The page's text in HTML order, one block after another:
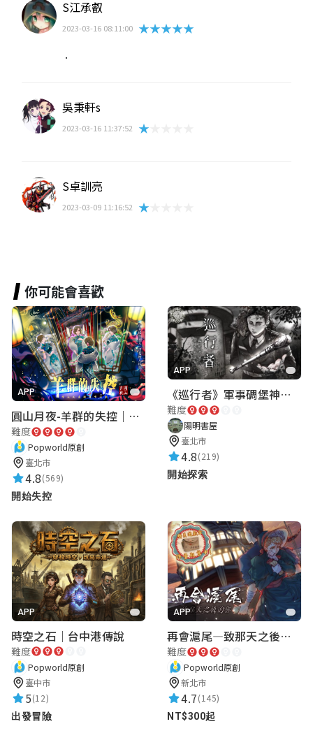
S江承叡
2023-03-16 08:11:00 ★★★★★
.
吳秉軒s
2023-03-16 11:37:52 ★★★★★
S卓訓亮
2023-03-09 11:16:52 ★★★★★
你可能會喜歡
APP
圓山月夜-羊群的失控｜圓山飯店 ARG實境解謎遊戲
難度
Popworld原創
臺北市
4.8(569)
開始失控
APP
《巡行者》軍事碉堡神秘探索｜陽明書屋實境遊戲
難度
陽明書屋
臺北市
4.8(219)
開始探索
APP
時空之石｜台中港傳說
難度
Popworld原創
臺中市
5(12)
出發冒險
APP
再會滬尾—致那天之後的你｜淡水老街實境遊戲｜實體遊戲盒
難度
Popworld原創
新北市
4.7(145)
NT$300起